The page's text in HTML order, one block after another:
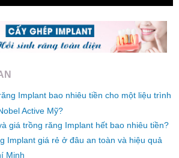
Implant bao nhiêu tiền cho một liệu trình
Active Mỹ?
giá trồng răng Implant hết bao nhiêu tiền?
Implant giá rẻ ở đâu an toàn và hiệu quả
Minh